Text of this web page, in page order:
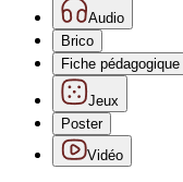
Audio
Brico
Fiche pédagogique
Jeux
Poster
Vidéo